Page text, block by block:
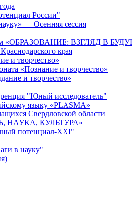
России"
— Осенняя сессия
«ОБРАЗОВАНИЕ: ВЗГЛЯД В
края
и творчество»
«Познание и творчество»
и творчество»
"Юный исследователь"
языку «PLASMA»
Свердловской области
НАУКА, КУЛЬТУРА»
потенциал-XXI"
в науку"